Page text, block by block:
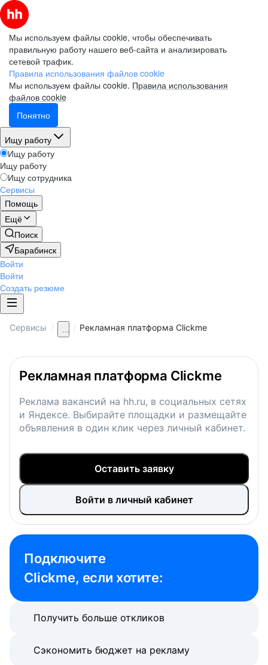
Мы используем файлы cookie, чтобы обеспечивать
правильную работу нашего веб-сайта и анализировать
сетевой трафик.
Правила использования файлов cookie
Мы используем файлы cookie. Правила использования
файлов cookie
Понятно
Ищу работу
Ищу работу
Ищу работу
Ищу сотрудника
Сервисы
Помощь
Ещё
Поиск
Барабинск
Войти
Войти
Создать резюме
Сервисы / ... / Рекламная платформа Clickme
Рекламная платформа Clickme
Реклама вакансий на hh.ru, в социальных сетях
и Яндексе. Выбирайте площадки и размещайте
объявления в один клик через личный кабинет.
Оставить заявку
Войти в личный кабинет
Подключите
Clickme, если хотите:
Получить больше откликов
Сэкономить бюджет на рекламу